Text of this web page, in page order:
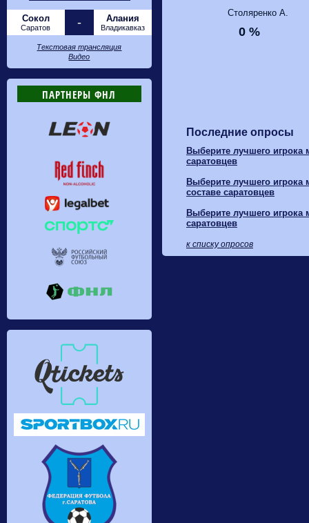
Сокол
Саратов - Алания
Владикавказ
Текстовая трансляция
Видео
ПАРТНЕРЫ ФНЛ
Столяренко А.
0 %
Последние опросы
Выберите лучшего игрока
саратовцев
Выберите лучшего
составе саратовцев
Выберите лучшего игрока
саратовцев
к списку опросов